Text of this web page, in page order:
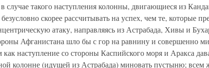
случае такого наступления колонны, двигающиеся из
скорее рассчитывать на успех, чем те, которые
атаку, направляясь из Астрабада, Хивы и
Афганистана шло бы с гор на равнину и совершенно
как наступление со стороны Каспийского моря и Аракса
колонне (идущей из Астрабада) миновать пустыню;